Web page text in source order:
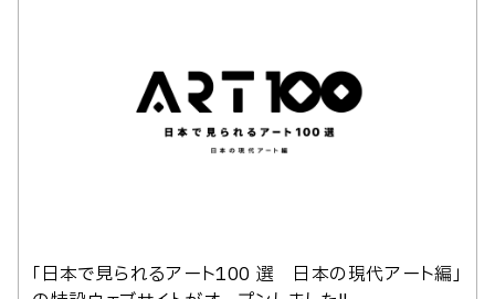
「日本で見られるアート100 選 日本の現代アート編」